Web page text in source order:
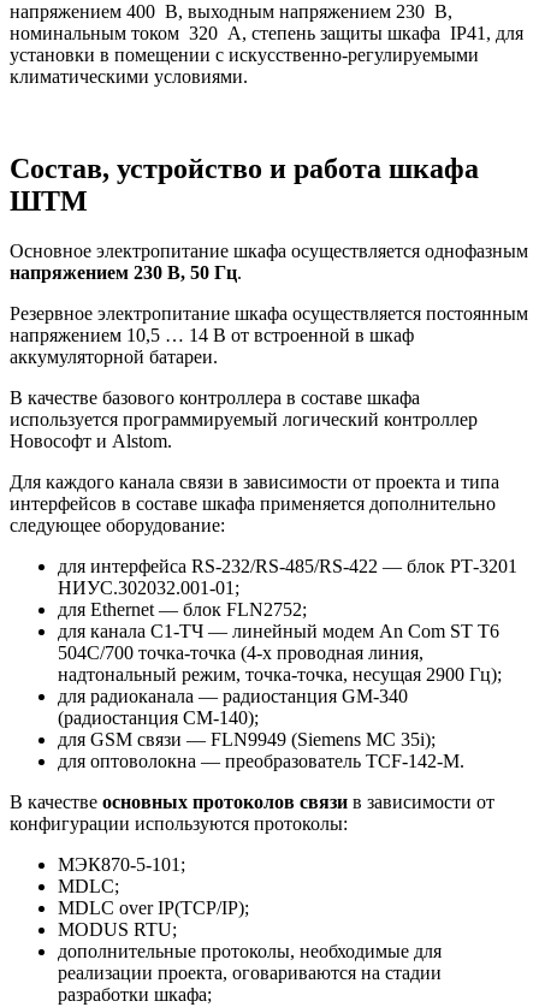
напряжением 400 В, выходным напряжением 230 В,
номинальным током 320 А, степень защиты шкафа IP41, для
установки в помещении с искусственно-регулируемыми
климатическими условиями.
Состав, устройство и работа шкафа
ШТМ
Основное электропитание шкафа осуществляется однофазным
напряжением 230 В, 50 Гц.
Резервное электропитание шкафа осуществляется постоянным
напряжением 10,5 … 14 В от встроенной в шкаф
аккумуляторной батареи.
В качестве базового контроллера в составе шкафа
используется программируемый логический контроллер
Новософт и Alstom.
Для каждого канала связи в зависимости от проекта и типа
интерфейсов в составе шкафа применяется дополнительно
следующее оборудование:
для интерфейса RS-232/RS-485/RS-422 — блок РТ-3201
НИУС.302032.001-01;
для Ethernet — блок FLN2752;
для канала С1-ТЧ — линейный модем An Com ST T6
504C/700 точка-точка (4-х проводная линия,
надтональный режим, точка-точка, несущая 2900 Гц);
для радиоканала — радиостанция GM-340
(радиостанция СМ-140);
для GSM связи — FLN9949 (Siemens MC 35i);
для оптоволокна — преобразователь TCF-142-М.
В качестве основных протоколов связи в зависимости от
конфигурации используются протоколы:
МЭК870-5-101;
MDLC;
MDLC over IP(TCP/IP);
MODUS RTU;
дополнительные протоколы, необходимые для
реализации проекта, оговариваются на стадии
разработки шкафа;